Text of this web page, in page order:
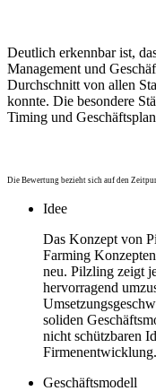
Deutlich erkennbar ist,
Management und
Durchschnitt von allen
konnte. Die besondere
Timing und
Die Bewertung bezieht sich auf den
Idee
Das Konzept von
Farming
neu. Pilzling zeigt
hervorragend
soliden
nicht schützbaren
Firmenentwicklung.
Geschäftsmodell